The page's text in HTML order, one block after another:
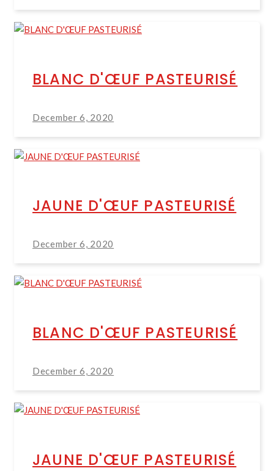
BLANC D'ŒUF PASTEURISÉ
December 6, 2020
JAUNE D'ŒUF PASTEURISÉ
December 6, 2020
BLANC D'ŒUF PASTEURISÉ
December 6, 2020
JAUNE D'ŒUF PASTEURISÉ